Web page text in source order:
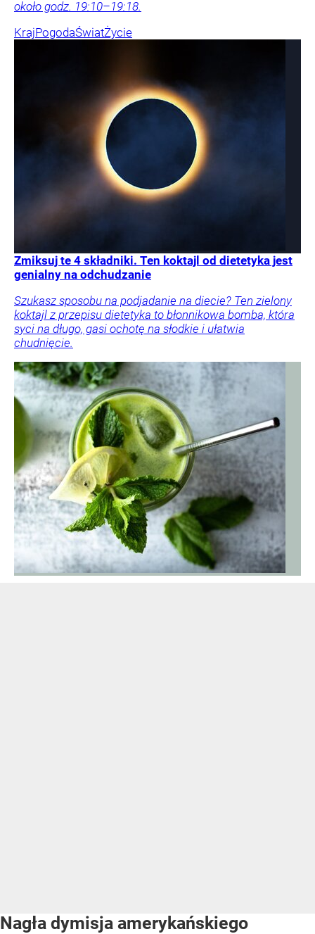
około godz. 19:10–19:18.
KrajPogodaŚwiatŻycie
Zmiksuj te 4 składniki. Ten koktajl od dietetyka jest
genialny na odchudzanie
Szukasz sposobu na podjadanie na diecie? Ten zielony
koktajl z przepisu dietetyka to błonnikowa bomba, która
syci na długo, gasi ochotę na słodkie i ułatwia
chudnięcie.
Nagła dymisja amerykańskiego